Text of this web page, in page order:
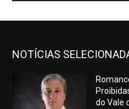
NOTÍCIAS
do Vale